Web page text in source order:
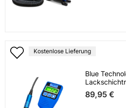
Kostenlose Lieferung
Blue
89,95 €